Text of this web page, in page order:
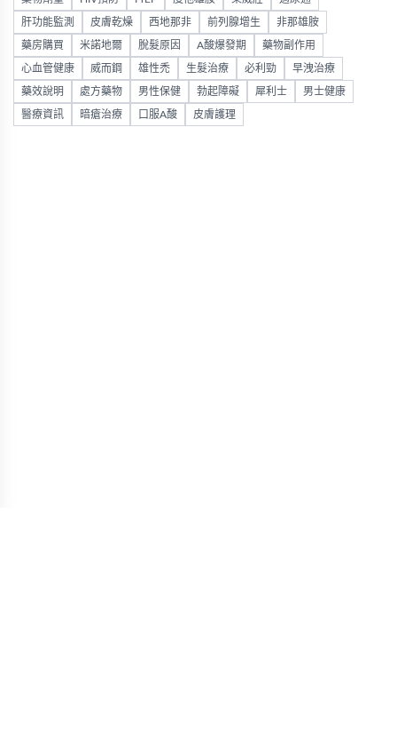
肝功能監測 皮膚乾燥 西地那非 前列腺增生 非那雄胺
藥房購買 米諾地爾 脫髮原因 A酸爆發期 藥物副作用
心血管健康 威而鋼 雄性禿 生髮治療 必利勁 早洩治療
藥效說明 處方藥物 男性保健 勃起障礙 犀利士 男士健康
醫療資訊 暗瘡治療 口服A酸 皮膚護理